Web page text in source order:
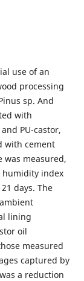
use of an
processing
sp. And
with
PU-castor,
with cement
measured,
index
days. The
lining
oil
measured
captured by
a reduction